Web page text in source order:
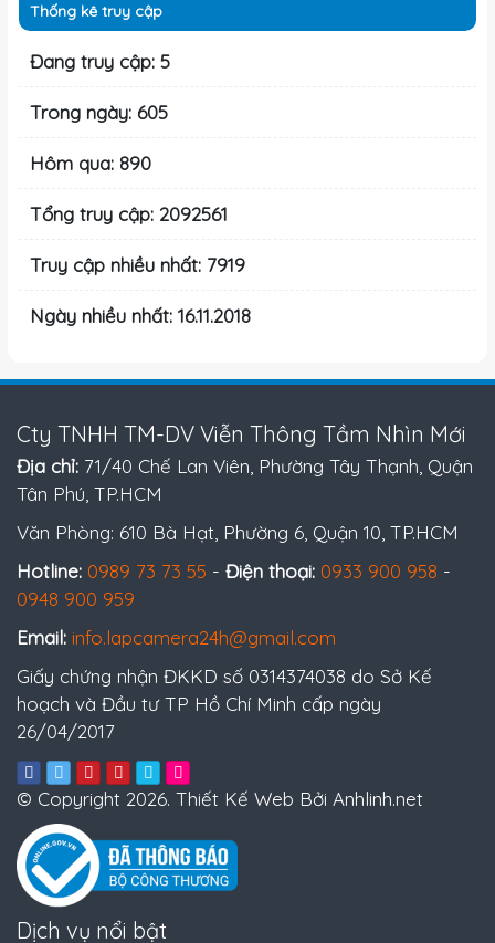
Thống kê truy cập
Đang truy cập: 5
Trong ngày: 605
Hôm qua: 890
Tổng truy cập: 2092561
Truy cập nhiều nhất: 7919
Ngày nhiều nhất: 16.11.2018
Cty TNHH TM-DV Viễn Thông Tầm Nhìn Mới
Địa chỉ: 71/40 Chế Lan Viên, Phường Tây Thạnh, Quận
Tân Phú, TP.HCM
Văn Phòng: 610 Bà Hạt, Phường 6, Quận 10, TP.HCM
Hotline: 0989 73 73 55 - Điện thoại: 0933 900 958 -
0948 900 959
Email: info.lapcamera24h@gmail.com
Giấy chứng nhận ĐKKD số 0314374038 do Sở Kế
hoạch và Đầu tư TP Hồ Chí Minh cấp ngày
26/04/2017
© Copyright 2026. Thiết Kế Web Bởi Anhlinh.net
Dịch vụ nổi bật